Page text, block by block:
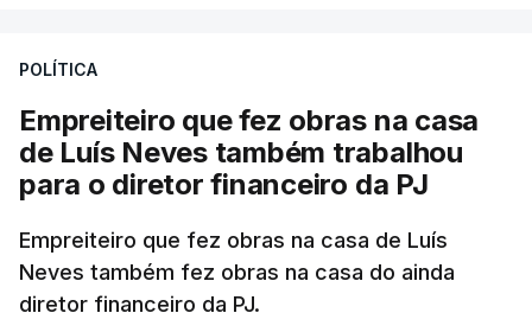
POLÍTICA
Empreiteiro que fez obras na casa
de Luís Neves também trabalhou
para o diretor financeiro da PJ
Empreiteiro que fez obras na casa de Luís
Neves também fez obras na casa do ainda
diretor financeiro da PJ.